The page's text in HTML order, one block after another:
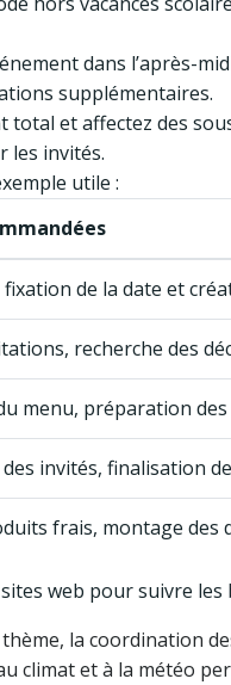
dans l’après-
supplémentaires.
total et affectez des
les invités.
utile :
de la date et
recherche des
menu, préparation
invités, finalisation
frais, montage des
web pour suivre
la coordination
climat et à la météo